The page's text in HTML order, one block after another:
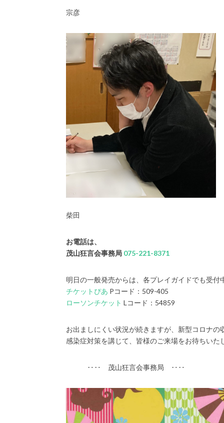
宗彦
柴田
お電話は、
茂山狂言会事務局 075-221-8371
明日の一般発売からは、各プレイガイドでも受付
チケットぴあ Pコード：509-405
ローソンチケット Lコード：54859
お出ましにくい状況が続きますが、新型コロナの
感染症対策を講じて、皆様のご来場をお待ちいた
‥‥ 茂山狂言会事務局 ‥‥